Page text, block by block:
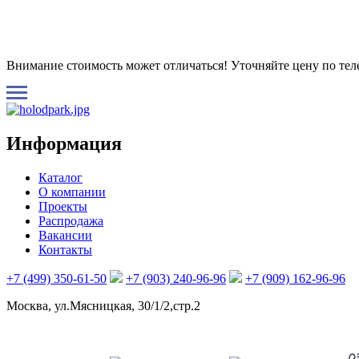
Внимание стоимость может отличаться! Уточняйте цену по
Информация
Каталог
О компании
Проекты
Распродажа
Вакансии
Контакты
+7 (499) 350-61-50 +7 (903) 240-96-96
+7 (909) 162-96-96
Москва, ул.Мясницкая, 30/1/2,стр.2